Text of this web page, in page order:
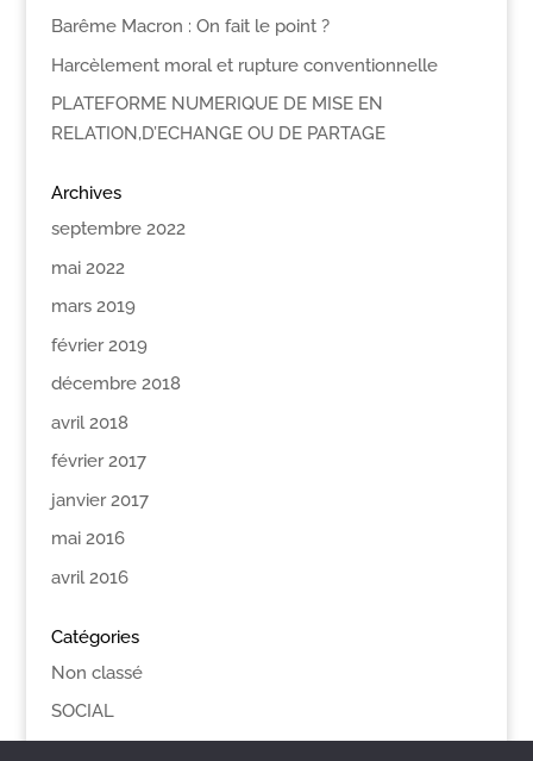
Barême Macron : On fait le point ?
Harcèlement moral et rupture conventionnelle
PLATEFORME NUMERIQUE DE MISE EN
RELATION,D’ECHANGE OU DE PARTAGE
Archives
septembre 2022
mai 2022
mars 2019
février 2019
décembre 2018
avril 2018
février 2017
janvier 2017
mai 2016
avril 2016
Catégories
Non classé
SOCIAL